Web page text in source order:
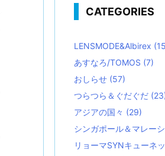
CATEGORIES
LENSMODE&Albirex
あすなろ/TOMOS (7)
おしらせ (57)
つらつら＆ぐだぐだ
アジアの国々 (29)
シンガポール＆マレー
リョーマSYNキューネ